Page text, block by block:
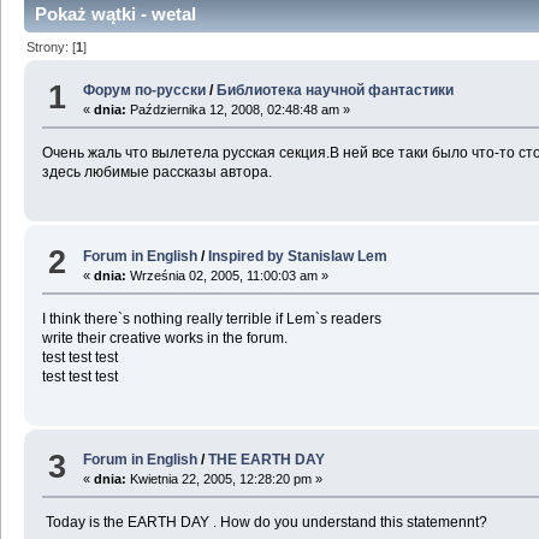
Pokaż wątki - wetal
Strony: [1]
1 Форум по-русски / Библиотека научной фантастики
«dnia: Października 12, 2008, 02:48:48 am »
Очень жаль что вылетела русская секция.В ней все таки было что-
здесь любимые рассказы автора.
2 Forum in English /Inspired by Stanislaw Lem
«dnia: Września 02, 2005, 11:00:03 am »
I think there`s nothing really terrible if Lem`s readers
write their creative works in the forum.
test test test
test test test
3 Forum in English /THE EARTH DAY
«dnia: Kwietnia 22, 2005, 12:28:20 pm »
Today is the EARTH DAY . How do you understand this statemennt?